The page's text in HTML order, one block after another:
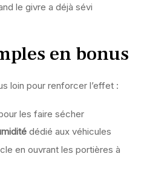
le givre a déjà sévi
en bonus
loin pour renforcer l’effet :
les faire sécher
dédié aux véhicules
en ouvrant les portières à